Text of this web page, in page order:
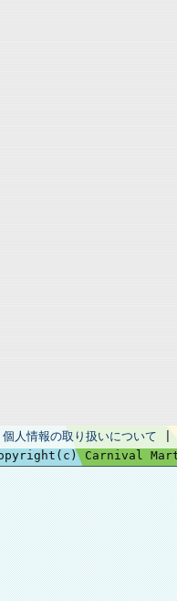
個人情報の取り扱いについて
Carnival